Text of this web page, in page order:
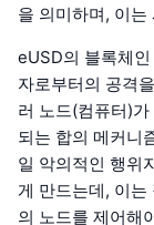
을 의미하며, 이
eUSD의 블록체
자로부터의 공격
러 노드(컴퓨터)
되는 합의 메커니
일 악의적인 행위
게 만드는데, 이
의 노드를 제어해